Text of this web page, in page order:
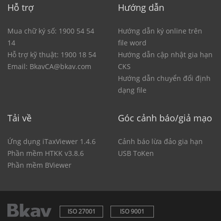
T
H
ó
a
đ
T
C
h
Hỗ trợ
Mua chữ ký số: 1900 54 54
14
Hỗ trợ kỹ thuật: 1900 18 54
Email: BkavCA@bkav.com
Hướng dẫn
Hướng dẫn ký online trên
file word
Hướng dẫn cập nhật gia hạn
CKS
Hướng dẫn chuyển đổi định
dạng file
Tải về
Ứng dụng iTaxViewer 1.4.6
Phần mềm HTKK v3.8.6
Phần mềm BViewer
Góc cảnh báo/giả mạo
Cảnh báo lừa đảo gia hạn
USB ToKen
ISO 27001 ISO 9001